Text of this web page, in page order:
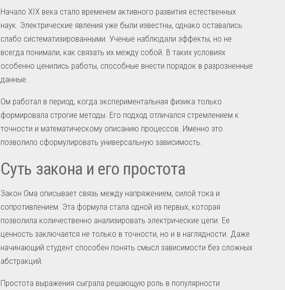
Начало XIX века стало временем активного развития естественных
наук. Электрические явления уже были известны, однако оставались
слабо систематизированными. Ученые наблюдали эффекты, но не
всегда понимали, как связать их между собой. В таких условиях
особенно ценились работы, способные внести порядок в разрозненные
данные.
Ом работал в период, когда экспериментальная физика только
формировала строгие методы. Его подход отличался стремлением к
точности и математическому описанию процессов. Именно это
позволило сформулировать универсальную зависимость.
Суть закона и его простота
Закон Ома описывает связь между напряжением, силой тока и
сопротивлением. Эта формула стала одной из первых, которая
позволила количественно анализировать электрические цепи. Ее
ценность заключается не только в точности, но и в наглядности. Даже
начинающий студент способен понять смысл зависимости без сложных
абстракций.
Простота выражения сыграла решающую роль в популярности